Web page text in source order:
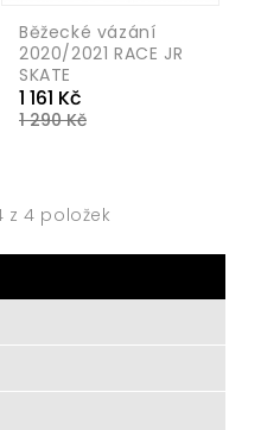
Běžecké vázání
2020/2021 RACE JR
SKATE
1 161 Kč
cena
1 290 Kč
z 4 položek